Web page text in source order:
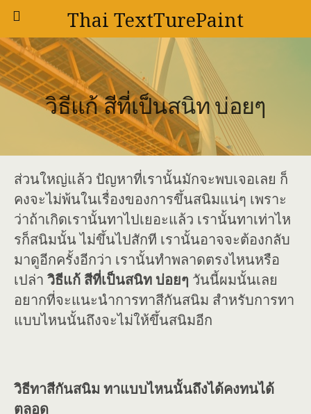
Thai TextTurePaint
วิธีแก้ สีที่เป็นสนิท บ่อยๆ
ส่วนใหญ่แล้ว ปัญหาที่เรานั้นมักจะพบเจอเลย ก็
คงจะไม่พ้นในเรื่องของการขึ้นสนิมแน่ๆ เพราะ
ว่าถ้าเกิดเรานั้นทาไปเยอะแล้ว เรานั้นทาเท่าไห
รก็สนิมนั้น ไม่ขึ้นไปสักที เรานั้นอาจจะต้องกลับ
มาดูอีกครั้งอีกว่า เรานั้นทำพลาดตรงไหนหรือ
เปล่า วิธีแก้ สีที่เป็นสนิท บ่อยๆ วันนี้ผมนั้นเลย
อยากที่จะแนะนำการทาสีกันสนิม สำหรับการทา
แบบไหนนั้นถึงจะไม่ให้ขึ้นสนิมอีก
วิธีทาสีกันสนิม ทาแบบไหนนั้นถึงได้คงทนได้
ตลอด